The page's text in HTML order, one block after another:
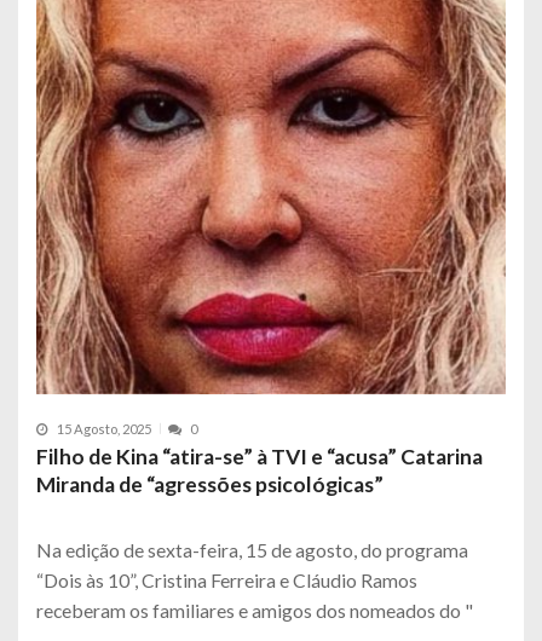
15 Agosto, 2025 0
Filho de Kina “atira-se” à TVI e “acusa” Catarina
Miranda de “agressões psicológicas”
Na edição de sexta-feira, 15 de agosto, do programa
“Dois às 10”, Cristina Ferreira e Cláudio Ramos
receberam os familiares e amigos dos nomeados do "